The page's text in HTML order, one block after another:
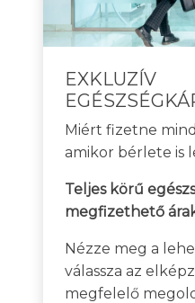
EXKLUZÍV
Miért fizetne
amikor bérlete is
Teljes körű
megfizethető
Nézze meg a
válassza az
megfelelő